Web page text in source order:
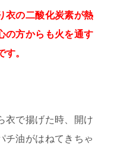
衣の二酸化炭素が熱
の方からも火を通す
。
衣で揚げた時、開け
チ油がはねてきちゃ